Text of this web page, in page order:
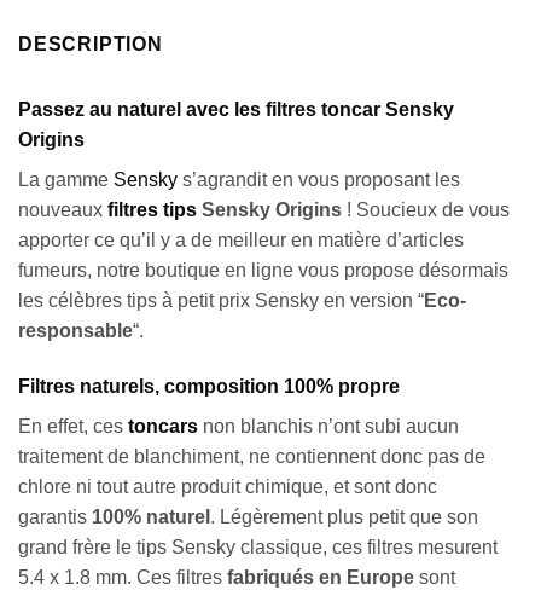
DESCRIPTION
Passez au naturel avec les filtres toncar Sensky
Origins
La gamme Sensky s’agrandit en vous proposant les
nouveaux filtres tips Sensky Origins ! Soucieux de vous
apporter ce qu’il y a de meilleur en matière d’articles
fumeurs, notre boutique en ligne vous propose désormais
les célèbres tips à petit prix Sensky en version “Eco-
responsable“.
Filtres naturels, composition 100% propre
En effet, ces toncars non blanchis n’ont subi aucun
traitement de blanchiment, ne contiennent donc pas de
chlore ni tout autre produit chimique, et sont donc
garantis 100% naturel . Légèrement plus petit que son
grand frère le tips Sensky classique, ces filtres mesurent
5.4 x 1.8 mm. Ces filtres fabriqués en Europe sont